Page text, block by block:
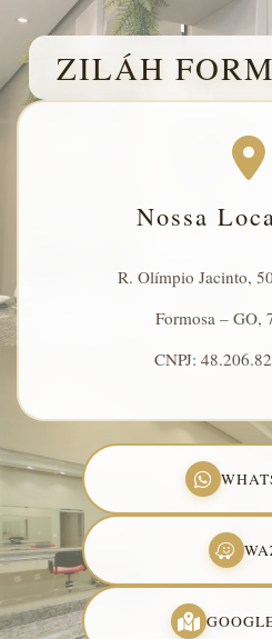
ZILÁH
Nossa
R. Olímpio Jacinto,
Formosa – GO,
CNPJ: